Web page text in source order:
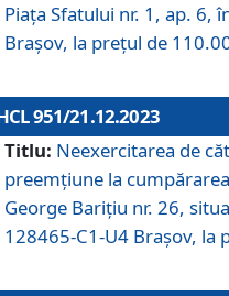
Piața Sfatului nr. 1, ap. 6,
Brașov, la prețul de
951/21.12.2023
Titlu: Neexercitarea de
preemțiune la
George Barițiu nr. 26,
128465-C1-U4 Brașov, la